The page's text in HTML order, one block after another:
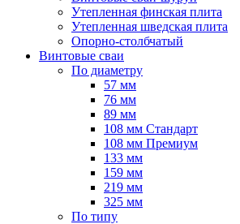
Утепленная финская плита
Утепленная шведская плита
Опорно-столбчатый
Винтовые сваи
По диаметру
57 мм
76 мм
89 мм
108 мм Стандарт
108 мм Премиум
133 мм
159 мм
219 мм
325 мм
По типу